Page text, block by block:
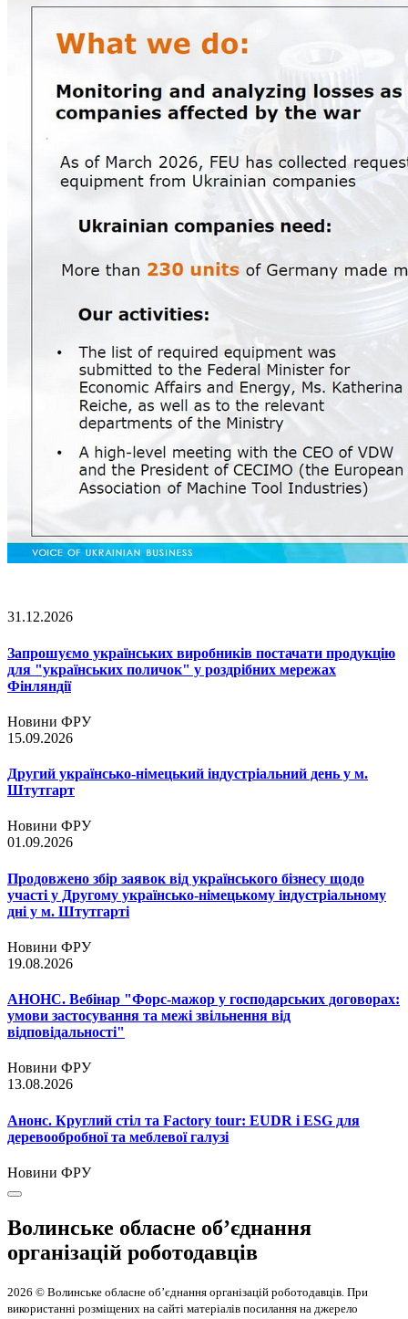
31.12.2026
Запрошуємо українських виробників постачати продукцію
для "українських поличок" у роздрібних мережах
Фінляндії
Новини ФРУ
15.09.2026
Другий українсько-німецький індустріальний день у м.
Штутгарт
Новини ФРУ
01.09.2026
Продовжено збір заявок від українського бізнесу щодо
участі у Другому українсько-німецькому індустріальному
дні у м. Штутгарті
Новини ФРУ
19.08.2026
АНОНС. Вебінар "Форс-мажор у господарських договорах:
умови застосування та межі звільнення від
відповідальності"
Новини ФРУ
13.08.2026
Анонс. Круглий стіл та Factory tour: EUDR і ESG для
деревообробної та меблевої галузі
Новини ФРУ
Волинське обласне об’єднання
організацій роботодавців
2026 © Волинське обласне об’єднання організацій роботодавців. При
використанні розміщених на сайті матеріалів посилання на джерело